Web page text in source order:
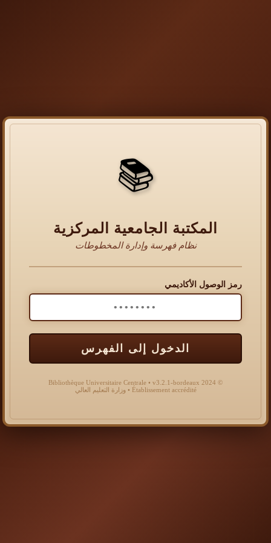
📚
المكتبة الجامعية المركزية
نظام فهرسة وإدارة المخطوطات
رمز الوصول الأكاديمي
الدخول إلى الفهرس
© 2024 Bibliothèque Universitaire Centrale • v3.2.1-bordeaux
Établissement accrédité • وزارة التعليم العالي